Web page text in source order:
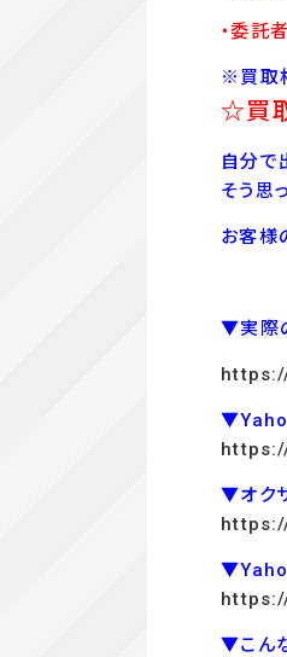
・委託
※買取
☆買
自分で
そう思
お客様
▼実際
▼オク
▼こん